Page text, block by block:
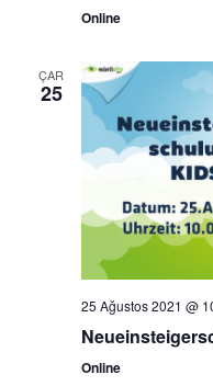
Online
ÇAR
25
25 Ağustos 2021 @
Online